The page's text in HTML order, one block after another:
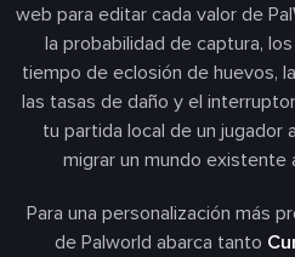
web para editar cada valor de
la probabilidad de captura,
tiempo de eclosión de huevos,
las tasas de daño y el
tu partida local de un jugador a
migrar un mundo existente
Para una personalización más
de Palworld abarca tanto